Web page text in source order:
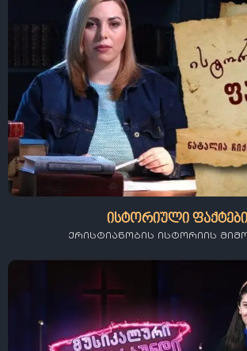
ისტორიული ფაქტები
ქრისტიანობის ისტორიის